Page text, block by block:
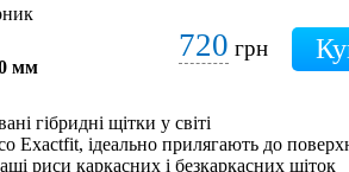
мм
720 грн
гібридні щітки у світі
Exactfit, ідеально прилягають до
риси каркасних і безкаркасних щіток